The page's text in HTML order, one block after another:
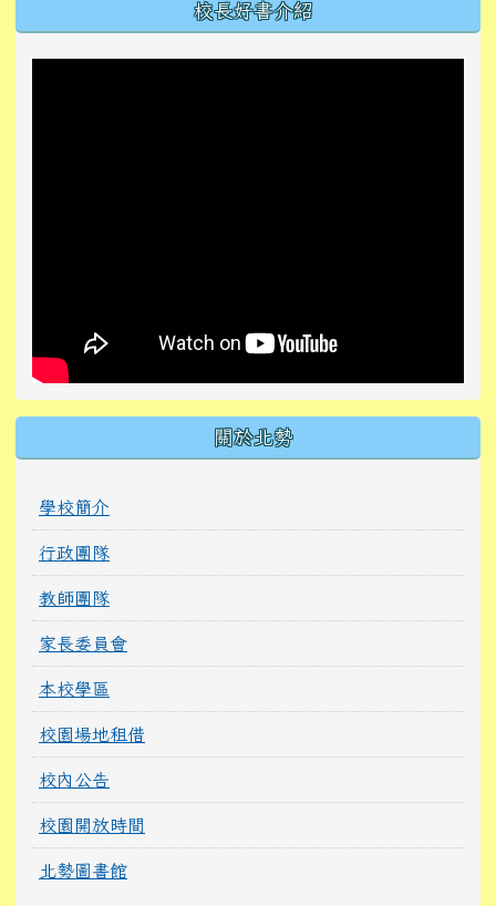
校長好書介紹
關於北勢
學校簡介
行政團隊
教師團隊
家長委員會
本校學區
校園場地租借
校內公告
校園開放時間
北勢圖書館